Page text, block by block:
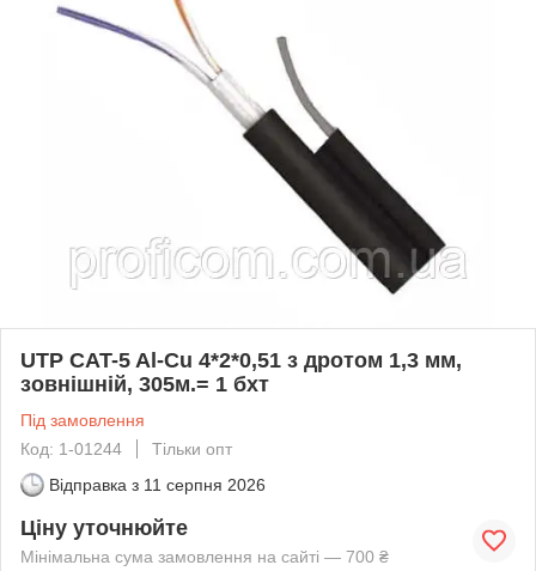
UTP CAT-5 Al-Cu 4*2*0,51 з дротом 1,3 мм,
зовнішній, 305м.= 1 бхт
Під замовлення
Код: 1-01244
Тільки опт
Відправка з 11 серпня 2026
Ціну уточнюйте
Мінімальна сума замовлення на сайті — 700 ₴